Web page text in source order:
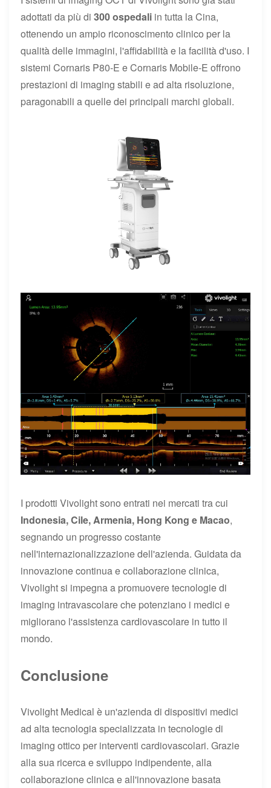
adottati da più di300 ospedali in tutta la Cina,
ottenendo un ampio riconoscimento clinico per la
qualità delle immagini, l'affidabilità e la facilità d'uso. I
sistemi Cornaris P80-E e Cornaris Mobile-E offrono
prestazioni di imaging stabili e ad alta risoluzione,
paragonabili a quelle dei principali marchi globali.
I prodotti Vivolight sono entrati nei mercati tra cui
Indonesia, Cile, Armenia, Hong Kong e Macao,
segnando un progresso costante
nell'internazionalizzazione dell'azienda. Guidata da
innovazione continua e collaborazione clinica,
Vivolight si impegna a promuovere tecnologie di
imaging intravascolare che potenziano i medici e
migliorano l'assistenza cardiovascolare in tutto il
mondo.
Conclusione
Vivolight Medical è un'azienda di dispositivi medici
ad alta tecnologia specializzata in tecnologie di
imaging ottico per interventi cardiovascolari. Grazie
alla sua ricerca e sviluppo indipendente, alla
collaborazione clinica e all'innovazione basata